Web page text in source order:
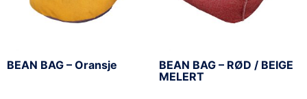
BEAN BAG – Oransje
BEAN BAG – RØD / BEIGE
MELERT